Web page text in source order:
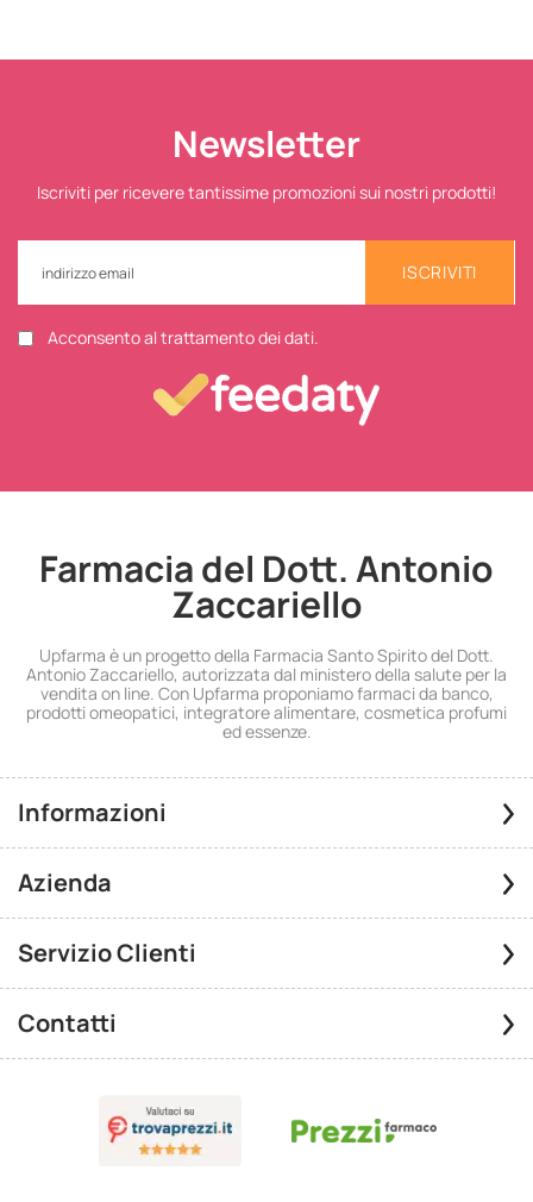
Newsletter
Iscriviti per ricevere tantissime promozioni sui nostri prodotti!
ISCRIVITI
Acconsento al trattamento dei dati.
Farmacia del Dott. Antonio
Zaccariello
Upfarma è un progetto della Farmacia Santo Spirito del Dott.
Antonio Zaccariello, autorizzata dal ministero della salute per la
vendita on line. Con Upfarma proponiamo farmaci da banco,
prodotti omeopatici, integratore alimentare, cosmetica profumi
ed essenze.
Informazioni
Azienda
Servizio Clienti
Contatti